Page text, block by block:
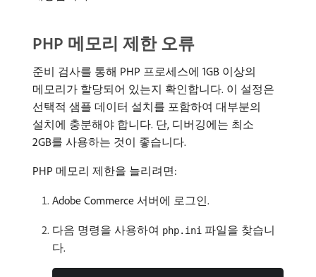
PHP 메모리 제한 오류
준비 검사를 통해 PHP 프로세스에 1GB 이상의
메모리가 할당되어 있는지 확인합니다. 이 설정은
선택적 샘플 데이터 설치를 포함하여 대부분의
설치에 충분해야 합니다. 단, 디버깅에는 최소
2GB를 사용하는 것이 좋습니다.
PHP 메모리 제한을 늘리려면:
Adobe Commerce 서버에 로그인.
다음 명령을 사용하여 php.ini 파일을 찾습니
다.